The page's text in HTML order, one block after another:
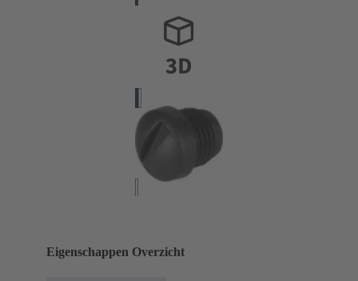
Eigenschappen Overzicht